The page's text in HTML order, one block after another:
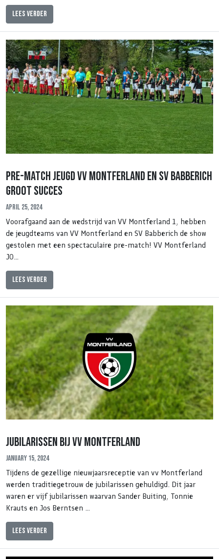
Lees verder
Pre-match jeugd VV Montferland en SV Babberich
groot succes
April 25, 2024
Voorafgaand aan de wedstrijd van VV Montferland 1, hebben
de jeugdteams van VV Montferland en SV Babberich de show
gestolen met een spectaculaire pre-match! VV Montferland
JO…
Lees verder
Jubilarissen bij vv Montferland
January 15, 2024
Tijdens de gezellige nieuwjaarsreceptie van vv Montferland
werden traditiegetrouw de jubilarissen gehuldigd. Dit jaar
waren er vijf jubilarissen waarvan Sander Buiting, Tonnie
Krauts en Jos Berntsen …
Lees verder